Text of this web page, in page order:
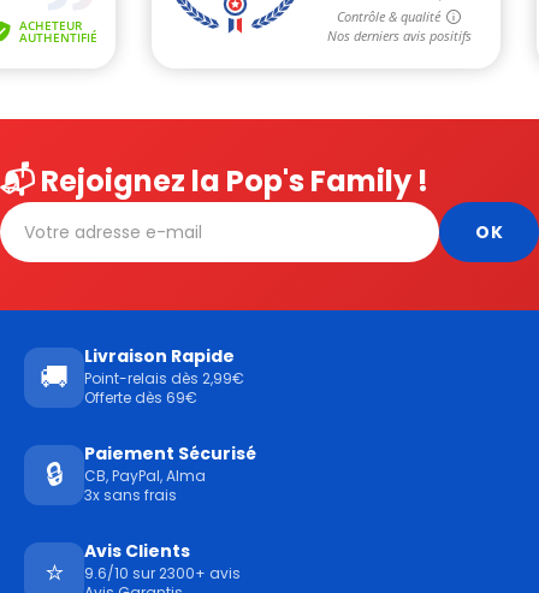
📬 Rejoignez la Pop's Family !
🚚
Livraison Rapide
Point-relais dès 2,99€
Offerte dès 69€
🔒
Paiement Sécurisé
CB, PayPal, Alma
3x sans frais
⭐
Avis Clients
9.6/10 sur 2300+ avis